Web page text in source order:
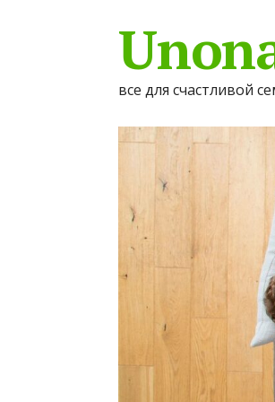
все для счастливой